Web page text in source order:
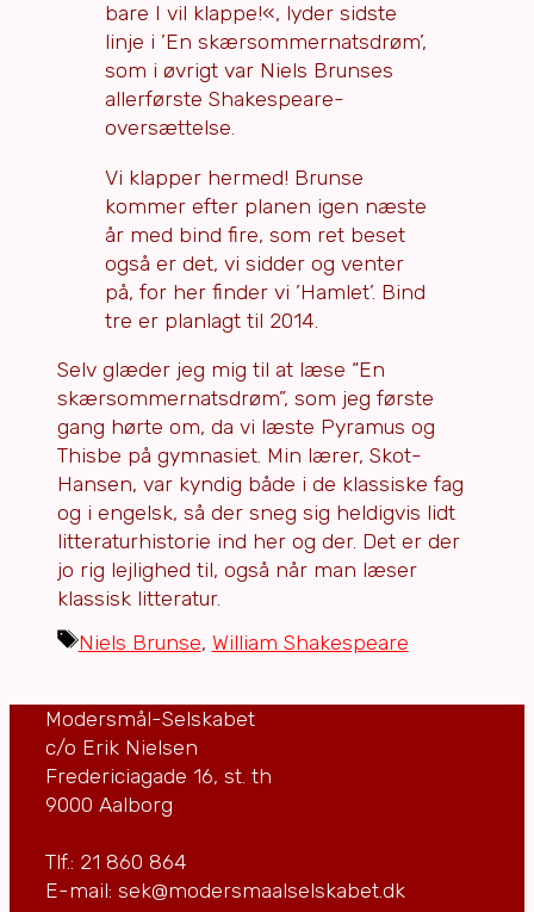
bare I vil klappe!«, lyder sidste
linje i ’En skærsommernatsdrøm’,
som i øvrigt var Niels Brunses
allerførste Shakespeare-
oversættelse.
Vi klapper hermed! Brunse
kommer efter planen igen næste
år med bind fire, som ret beset
også er det, vi sidder og venter
på, for her finder vi ’Hamlet’. Bind
tre er planlagt til 2014.
Selv glæder jeg mig til at læse “En
skærsommernatsdrøm”, som jeg første
gang hørte om, da vi læste Pyramus og
Thisbe på gymnasiet. Min lærer, Skot-
Hansen, var kyndig både i de klassiske fag
og i engelsk, så der sneg sig heldigvis lidt
litteraturhistorie ind her og der. Det er der
jo rig lejlighed til, også når man læser
klassisk litteratur.
Tags
Niels Brunse, William Shakespeare
Modersmål-Selskabet
c/o Erik Nielsen
Fredericiagade 16, st. th
9000 Aalborg
Tlf.: 21 860 864
E-mail: sek@modersmaalselskabet.dk